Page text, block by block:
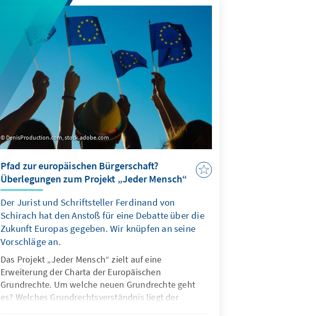
DenisProduction.com, stock.adobe.com
Pfad zur europäischen Bürgerschaft?
Überlegungen zum Projekt „Jeder Mensch“
Der Jurist und Schriftsteller Ferdinand von
Schirach hat den Anstoß für eine Debatte über die
Zukunft Europas gegeben. Wir knüpfen an seine
Vorschläge an.
Das Projekt „Jeder Mensch“ zielt auf eine
Erweiterung der Charta der Europäischen
Grundrechte. Um welche neuen Grundrechte geht
es? Welches Grundrechtsverständnis liegt der